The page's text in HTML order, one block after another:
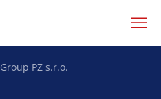
Group PZ s.r.o.